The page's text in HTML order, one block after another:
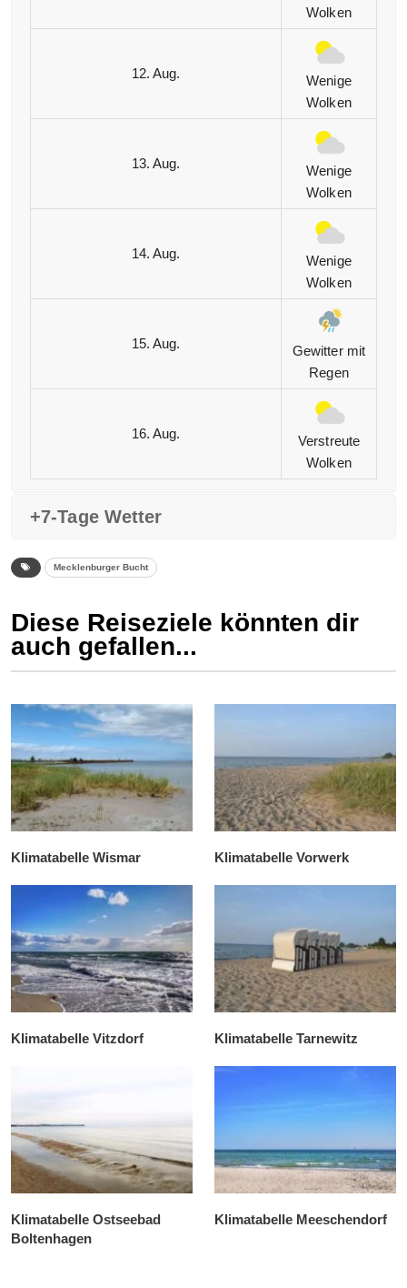
Wolken
12. Aug.
Wenige
Wolken
13. Aug.
Wenige
Wolken
14. Aug.
Wenige
Wolken
15. Aug.
Gewitter mit
Regen
16. Aug.
Verstreute
Wolken
+7-Tage Wetter
Mecklenburger Bucht
Diese Reiseziele könnten dir
auch gefallen...
Klimatabelle Wismar Klimatabelle Vorwerk
Klimatabelle Vitzdorf Klimatabelle Tarnewitz
Klimatabelle Ostseebad
Boltenhagen
Klimatabelle Meeschendorf